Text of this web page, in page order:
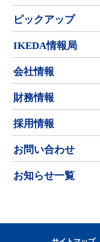
ピックアップ
IKEDA情報局
会社情報
財務情報
採用情報
お問い合わせ
お知らせ一覧